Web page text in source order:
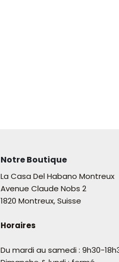
Notre Boutique
La Casa Del Habano Montreux
Avenue Claude Nobs 2
1820 Montreux, Suisse
Horaires
Du mardi au samedi : 9h30-